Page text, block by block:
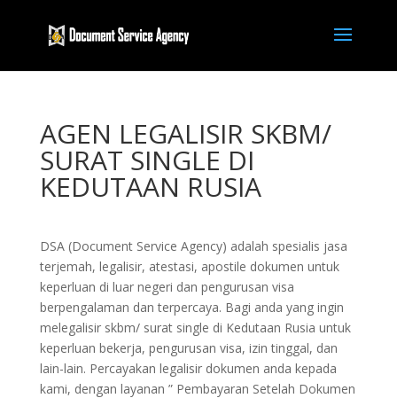
AGEN LEGALISIR SKBM/
SURAT SINGLE DI
KEDUTAAN RUSIA
DSA (Document Service Agency) adalah spesialis jasa
terjemah, legalisir, atestasi, apostile dokumen untuk
keperluan di luar negeri dan pengurusan visa
berpengalaman dan terpercaya. Bagi anda yang ingin
melegalisir skbm/ surat single di Kedutaan Rusia untuk
keperluan bekerja, pengurusan visa, izin tinggal, dan
lain-lain. Percayakan legalisir dokumen anda kepada
kami, dengan layanan ” Pembayaran Setelah Dokumen